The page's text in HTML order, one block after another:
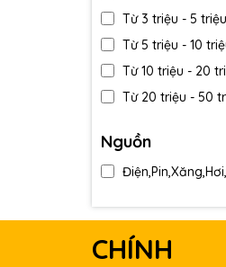
Từ 3 triệu - 5 triệu
Từ 5 triệu - 10
Từ 10 triệu - 20
Từ 20 triệu - 50
Nguồn
Điện,Pin,Xăng,Hơi,
CHÍNH